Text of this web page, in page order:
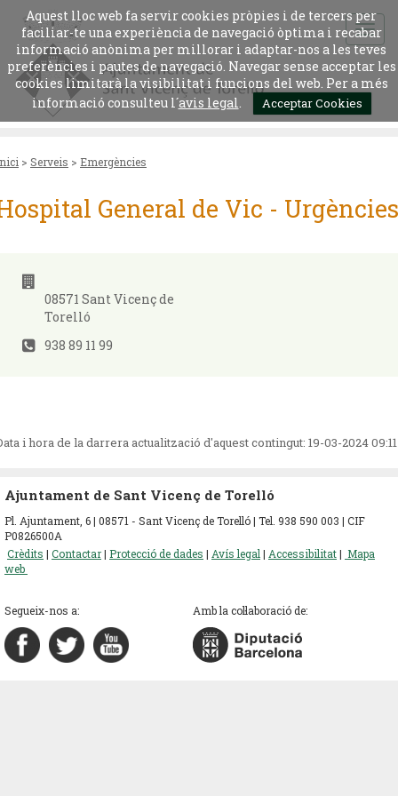
Aquest lloc web fa servir cookies pròpies i de tercers per
faciliar-te una experiència de navegació òptima i recabar
informació anònima per millorar i adaptar-nos a les teves
preferències i pautes de navegació. Navegar sense acceptar les
cookies limitarà la visibilitat i funcions del web. Per a més
informació consulteu l´avis legal. Acceptar Cookies
> Serveis > Emergències
General de Vic - Urgències
08571 Sant Vicenç de
Torelló
938 89 11 99
i hora de la darrera actualització d'aquest contingut: 19-03-2024 09:11
Ajuntament de Sant Vicenç de Torelló
Pl. Ajuntament, 6 | 08571 - Sant Vicenç de Torelló | Tel. 938 590 003 | CIF
P0826500A
Crèdits | Contactar| Protecció de dades | Avís legal | Accessibilitat| Mapa
web
Segueix-nos a: Amb la col·laboració de: